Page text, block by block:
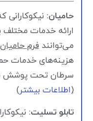
حامیان: نیکوکارانی
ارائه خدمات مختلف
می‌توانندفرم حامیان
هزینه‌های خدمات
سرطان تحت پوشش
(اطلاعات بیشتر)
تابلو تسلیت: